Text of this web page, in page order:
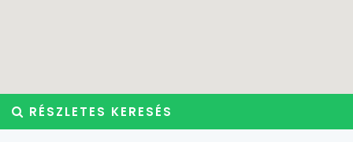
RÉSZLETES KERESÉS